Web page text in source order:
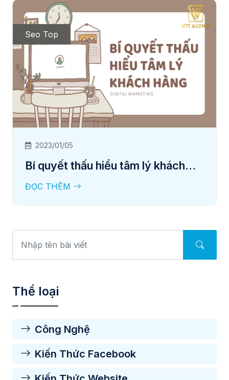
Seo Top
2023/01/05
Bí quyết thấu hiểu tâm lý khách
ĐỌC THÊM
Thể loại
Công Nghệ
Kiến Thức Facebook